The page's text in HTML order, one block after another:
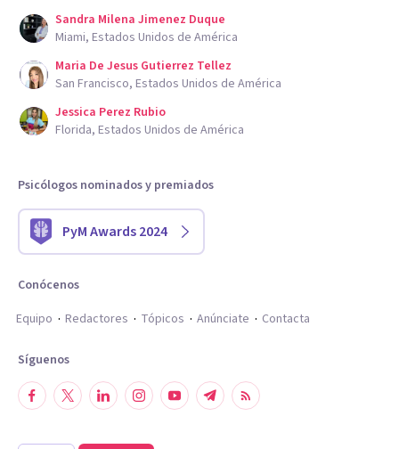
Sandra Milena Jimenez Duque
Miami, Estados Unidos de América
Maria De Jesus Gutierrez Tellez
San Francisco, Estados Unidos de América
Jessica Perez Rubio
Florida, Estados Unidos de América
Psicólogos nominados y premiados
PyM Awards 2024
Conócenos
Equipo
Redactores Tópicos Anúnciate Contacta
Síguenos